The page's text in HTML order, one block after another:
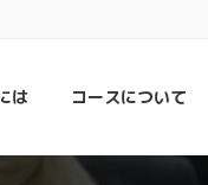
は コースについて